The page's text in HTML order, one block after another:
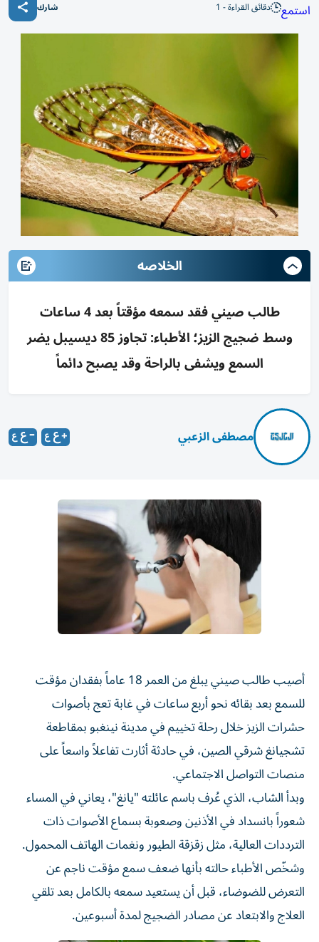
استمع دقائق القراءة - 1 شارك
الخلاصه
طالب صيني فقد سمعه مؤقتاً بعد 4 ساعات
وسط ضجيج الزيز؛ الأطباء: تجاوز 85 ديسيبل يضر
السمع ويشفى بالراحة وقد يصبح دائماً
مصطفى الزعبي
أصيب طالب صيني يبلغ من العمر 18 عاماً بفقدان مؤقت
للسمع بعد بقائه نحو أربع ساعات في غابة تعج بأصوات
حشرات الزيز خلال رحلة تخييم في مدينة نينغبو بمقاطعة
تشجيانغ شرقي الصين، في حادثة أثارت تفاعلاً واسعاً على
منصات التواصل الاجتماعي.
وبدأ الشاب، الذي عُرف باسم عائلته "يانغ"، يعاني في المساء
شعوراً بانسداد في الأذنين وصعوبة بسماع الأصوات ذات
الترددات العالية، مثل زقزقة الطيور ونغمات الهاتف المحمول.
وشخّص الأطباء حالته بأنها ضعف سمع مؤقت ناجم عن
التعرض للضوضاء، قبل أن يستعيد سمعه بالكامل بعد تلقي
العلاج والابتعاد عن مصادر الضجيج لمدة أسبوعين.